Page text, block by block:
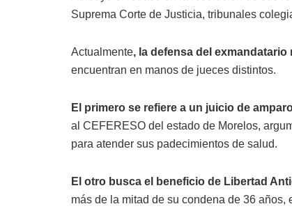
Suprema Corte de Justicia, tribunales
Actualmente, la defensa del
encuentran en manos de jueces distintos.
El primero se refiere a un juicio de
al CEFERESO del estado de Morelos,
para atender sus padecimientos de salud.
El otro busca el beneficio de Libertad
más de la mitad de su condena de 36